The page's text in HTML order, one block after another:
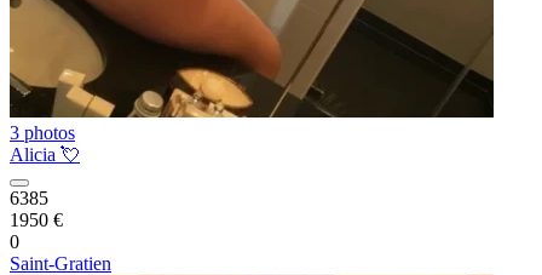
3 photos
Alicia 💘
6385
1950 €
0
Saint-Gratien